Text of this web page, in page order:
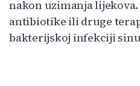
nakon uzimanja
antibiotike ili druge
bakterijskoj infekciji